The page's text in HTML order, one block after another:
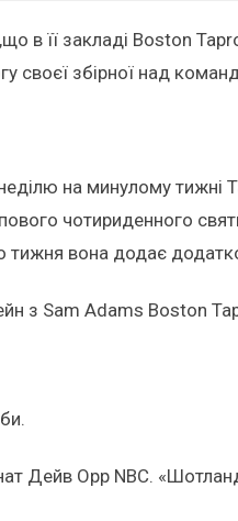
в її закладі Boston
збірної над
на минулому тижні
чотириденного
тижня вона додає
з Sam Adams Boston
Дейв Орр NBC.